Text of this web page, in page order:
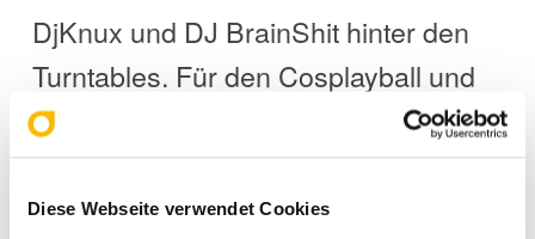
Diese Webseite verwendet Cookies
DjKnux und DJ BrainShit hinter den
Turntables. Für den Cosplayball und
den J-Rave sind separate